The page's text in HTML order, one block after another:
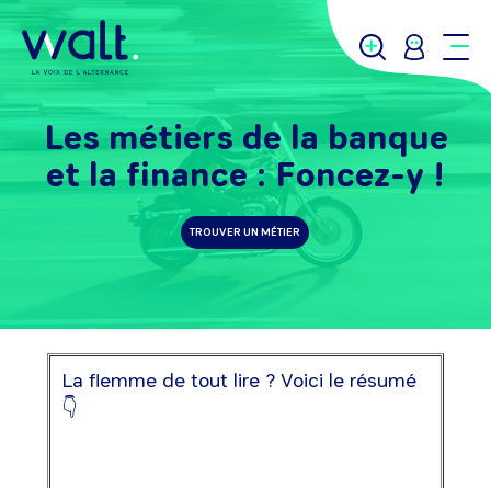
Les métiers de la banque
et la finance : Foncez-y !
TROUVER UN MÉTIER
La flemme de tout lire ? Voici le résumé
👇